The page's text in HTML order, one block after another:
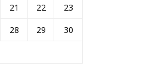
21 22
23
28 29
30